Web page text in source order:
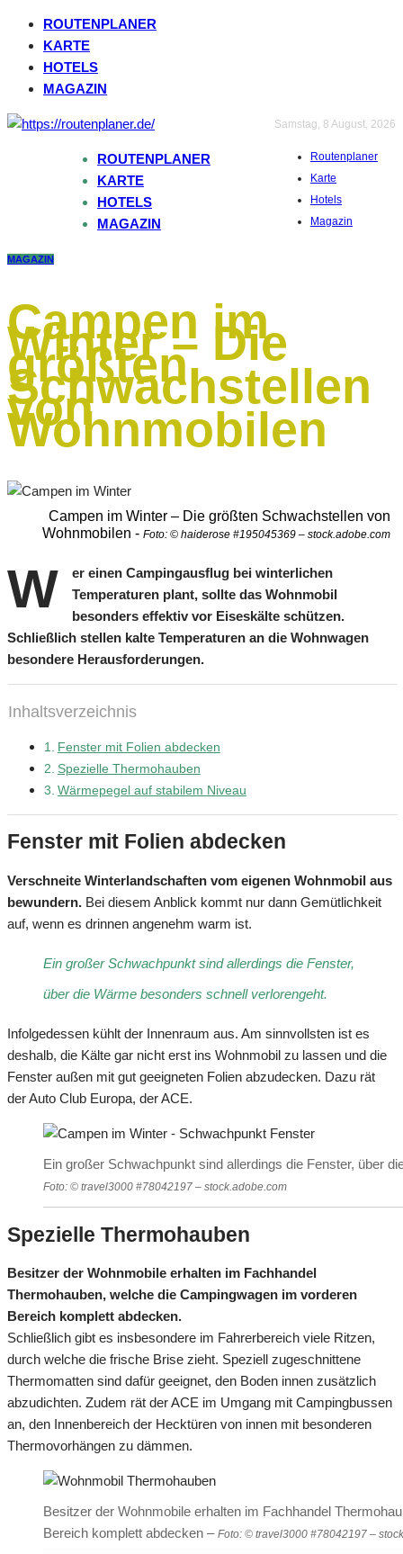
ROUTENPLANER
KARTE
HOTELS
MAGAZIN
Samstag, 8 August, 2026
Routenplaner
Karte
Hotels
Magazin
ROUTENPLANER
KARTE
HOTELS
MAGAZIN
MAGAZIN
Campen im
Winter – Die
größten
Schwachstellen
von
Wohnmobilen
Campen im Winter – Die größten Schwachstellen von
Wohnmobilen - Foto: © haiderose #195045369 – stock.adobe.com
W
er einen Campingausflug bei winterlichen
Temperaturen plant, sollte das Wohnmobil
besonders effektiv vor Eiseskälte schützen.
Schließlich stellen kalte Temperaturen an die Wohnwagen
besondere Herausforderungen.
Inhaltsverzeichnis
Fenster mit Folien abdecken
Spezielle Thermohauben
Wärmepegel auf stabilem Niveau
Fenster mit Folien abdecken
Verschneite Winterlandschaften vom eigenen Wohnmobil aus
bewundern. Bei diesem Anblick kommt nur dann Gemütlichkeit
auf, wenn es drinnen angenehm warm ist.
Ein großer Schwachpunkt sind allerdings die Fenster,
über die Wärme besonders schnell verlorengeht.
Infolgedessen kühlt der Innenraum aus. Am sinnvollsten ist es
deshalb, die Kälte gar nicht erst ins Wohnmobil zu lassen und die
Fenster außen mit gut geeigneten Folien abzudecken. Dazu rät
der Auto Club Europa, der ACE.
Ein großer Schwachpunkt sind allerdings die Fenster, über
Foto: © travel3000 #78042197 – stock.adobe.com
Spezielle Thermohauben
Besitzer der Wohnmobile erhalten im Fachhandel
Thermohauben, welche die Campingwagen im vorderen
Bereich komplett abdecken.
Schließlich gibt es insbesondere im Fahrerbereich viele Ritzen,
durch welche die frische Brise zieht. Speziell zugeschnittene
Thermomatten sind dafür geeignet, den Boden innen zusätzlich
abzudichten. Zudem rät der ACE im Umgang mit Campingbussen
an, den Innenbereich der Hecktüren von innen mit besonderen
Thermovorhängen zu dämmen.
Besitzer der Wohnmobile erhalten im Fachhandel
Bereich komplett abdecken – Foto: © travel3000 #78042197 –